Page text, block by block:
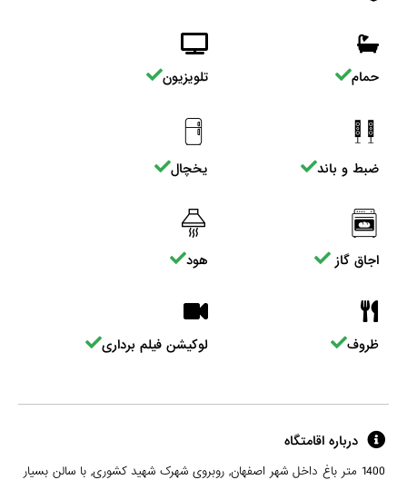
حمام تلویزیون
ضبط و باند یخچال
اجاق گاز هود
ظروف لوکیشن فیلم برداری
درباره اقامتگاه
1400 متر باغ داخل شهر اصفهان, روبروی شهرک شهید کشوری, با سالن بسیار